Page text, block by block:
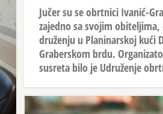
Jučer su se obrtnici Ivanić-
zajedno sa svojim
druženju u Planinarskoj kući
Graberskom brdu.
susreta bilo je Udruženje